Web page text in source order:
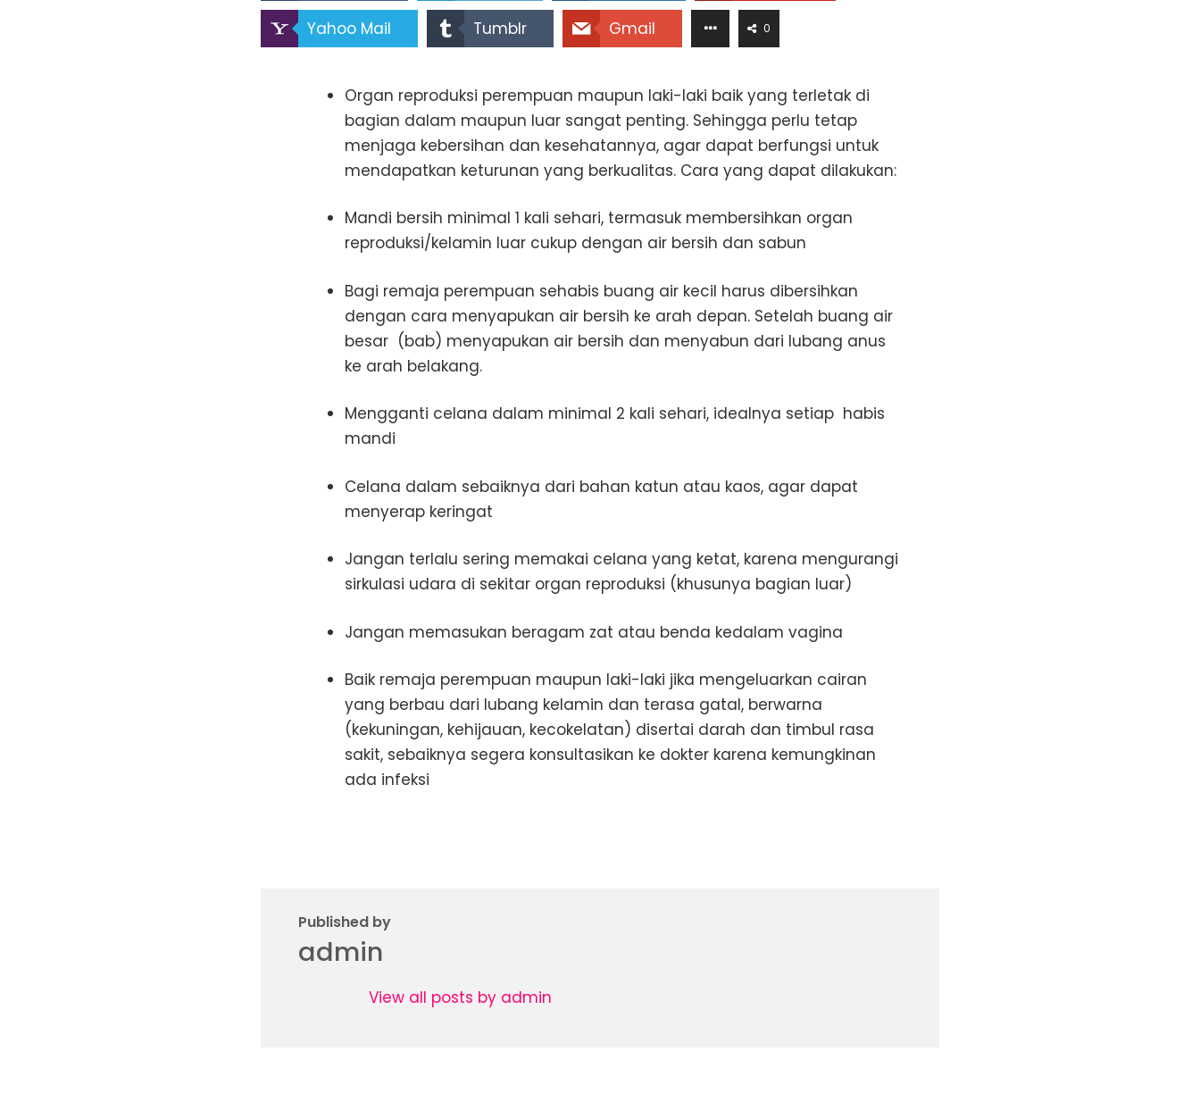
Yahoo Mail Tumblr Gmail 0
Organ reproduksi perempuan maupun laki-laki baik yang terletak di
bagian dalam maupun luar sangat penting. Sehingga perlu tetap
menjaga kebersihan dan kesehatannya, agar dapat berfungsi untuk
mendapatkan keturunan yang berkualitas. Cara yang dapat dilakukan:
Mandi bersih minimal 1 kali sehari, termasuk membersihkan organ
reproduksi/kelamin luar cukup dengan air bersih dan sabun
Bagi remaja perempuan sehabis buang air kecil harus dibersihkan
dengan cara menyapukan air bersih ke arah depan. Setelah buang air
besar (bab) menyapukan air bersih dan menyabun dari lubang anus
ke arah belakang.
Mengganti celana dalam minimal 2 kali sehari, idealnya setiap habis
mandi
Celana dalam sebaiknya dari bahan katun atau kaos, agar dapat
menyerap keringat
Jangan terlalu sering memakai celana yang ketat, karena mengurangi
sirkulasi udara di sekitar organ reproduksi (khusunya bagian luar)
Jangan memasukan beragam zat atau benda kedalam vagina
Baik remaja perempuan maupun laki-laki jika mengeluarkan cairan
yang berbau dari lubang kelamin dan terasa gatal, berwarna
(kekuningan, kehijauan, kecokelatan) disertai darah dan timbul rasa
sakit, sebaiknya segera konsultasikan ke dokter karena kemungkinan
ada infeksi
Published by
admin
View all posts by admin